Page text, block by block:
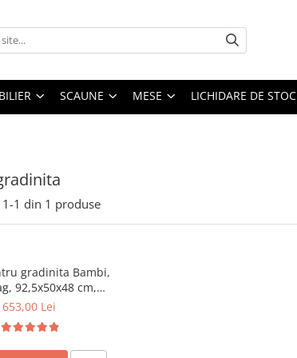
SCAUNE MESE LICHIDARE DE STOC
1-1 din 1 produse
gradinita Bambi,
92,5x50x48 cm,
natur
653,00 Lei